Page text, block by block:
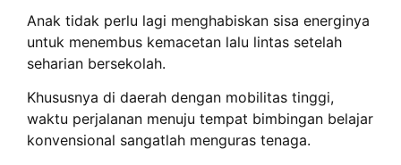
Anak tidak perlu lagi menghabiskan sisa energinya
untuk menembus kemacetan lalu lintas setelah
seharian bersekolah.
Khususnya di daerah dengan mobilitas tinggi,
waktu perjalanan menuju tempat bimbingan belajar
konvensional sangatlah menguras tenaga.